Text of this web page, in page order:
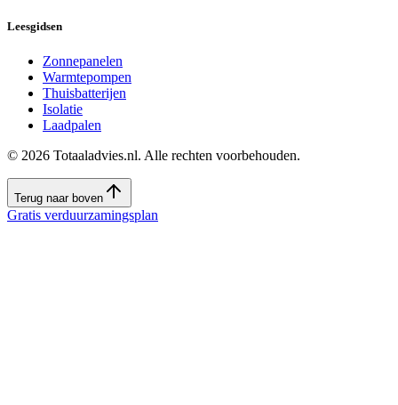
Leesgidsen
Zonnepanelen
Warmtepompen
Thuisbatterijen
Isolatie
Laadpalen
© 2026 Totaaladvies.nl. Alle rechten voorbehouden.
Terug naar boven
Gratis verduurzamingsplan